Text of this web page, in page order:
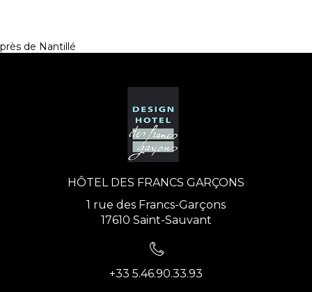
près de Nantillé
HÔTEL DES FRANCS GARÇONS
1 rue des Francs-Garçons
17610 Saint-Sauvant
+33 5.46.90.33.93